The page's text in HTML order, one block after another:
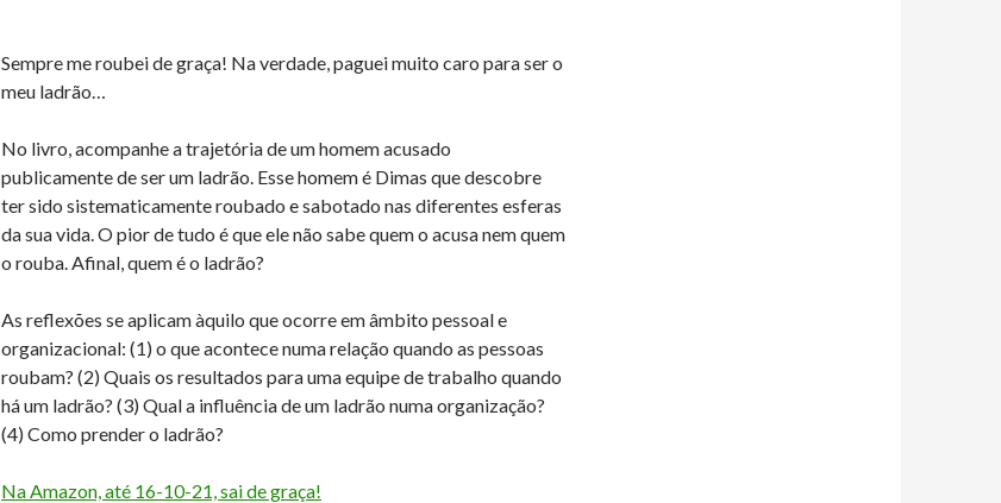
Sempre me roubei de graça! Na verdade, paguei muito caro para ser o
meu ladrão…
No livro, acompanhe a trajetória de um homem acusado
publicamente de ser um ladrão. Esse homem é Dimas que descobre
ter sido sistematicamente roubado e sabotado nas diferentes esferas
da sua vida. O pior de tudo é que ele não sabe quem o acusa nem quem
o rouba. Afinal, quem é o ladrão?
As reflexões se aplicam àquilo que ocorre em âmbito pessoal e
organizacional: (1) o que acontece numa relação quando as pessoas
roubam? (2) Quais os resultados para uma equipe de trabalho quando
há um ladrão? (3) Qual a influência de um ladrão numa organização?
(4) Como prender o ladrão?
Na Amazon, até 16-10-21, sai de graça!